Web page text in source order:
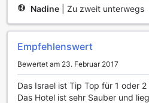
Einrichtungen bieten alles, was
die Sonne am Außenpool
Hotels ermöglicht es Ihnen, in
Toten Meeres einzutauchen und
Eigenschaften des Salzwassers
Kombination aus Sport und
atemberaubenden Umgebung.
Nadine Zu zweit unterwegs
Empfehlenswert
Bewertet am 23. Februar 2017
Das Israel ist Tip Top für 1 oder
Das Hotel ist sehr Sauber und